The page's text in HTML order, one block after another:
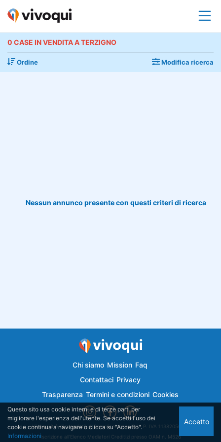
0 CASE IN VENDITA A TERZIGNO
Ordine Modifica ricerca
Nessun annunco presente con questi criteri di ricerca
Chi siamo Mission Faq
Contattaci Privacy
Trasparenza Termini e condizioni Cookies
Vivoqui.it è di proprietà di Semplicemutuo Srl - P. IVA 11382050018
Iscrizione all'Elenco Mediatori Creditizi presso OAM n. M526
Questo sito usa cookie interni e di terze parti per
migliorare l'esperienza dell'utente. Se accetti l'uso dei
cookie continua a navigare o clicca su "Accetto".
Informazioni
Accetto